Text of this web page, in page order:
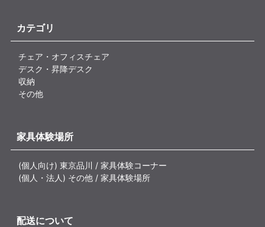
カテゴリ
チェア・オフィスチェア
デスク・昇降デスク
収納
その他
家具体験場所
(個人向け) 東京品川 / 家具体験コーナー
(個人・法人) その他 / 家具体験場所
配送について